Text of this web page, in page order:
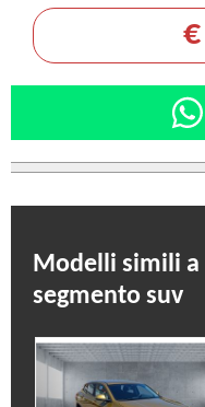
Modelli simili a
segmento suv